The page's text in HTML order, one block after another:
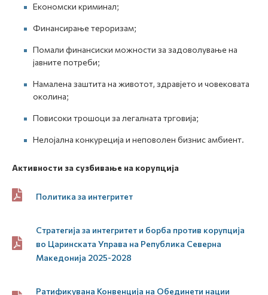
Економски криминал;
Финансирање тероризам;
Помали финансиски можности за задоволување на
јавните потреби;
Намалена заштита на животот, здравјето и човековата
околина;
Повисоки трошоци за легалната трговија;
Нелојална конкуреција и неповолен бизнис амбиент.
Активности за сузбивање на корупција
Политика за интегритет
Стратегија за интегритет и борба против корупција
во Царинската Управа на Република Северна
Македонија 2025-2028
Ратификувана Конвенција на Обединети нации